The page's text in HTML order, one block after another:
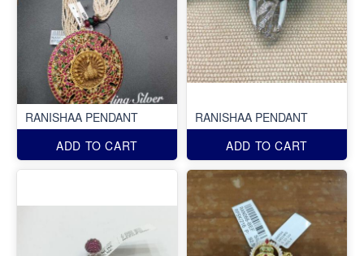
RANISHAA PENDANT
ADD TO CART
RANISHAA PENDANT
ADD TO CART